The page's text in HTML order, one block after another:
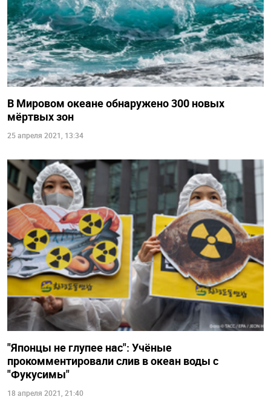
В Мировом океане обнаружено 300 новых
мёртвых зон
25 апреля 2021, 13:34
"Японцы не глупее нас": Учёные
прокомментировали слив в океан воды с
"Фукусимы"
18 апреля 2021, 21:40